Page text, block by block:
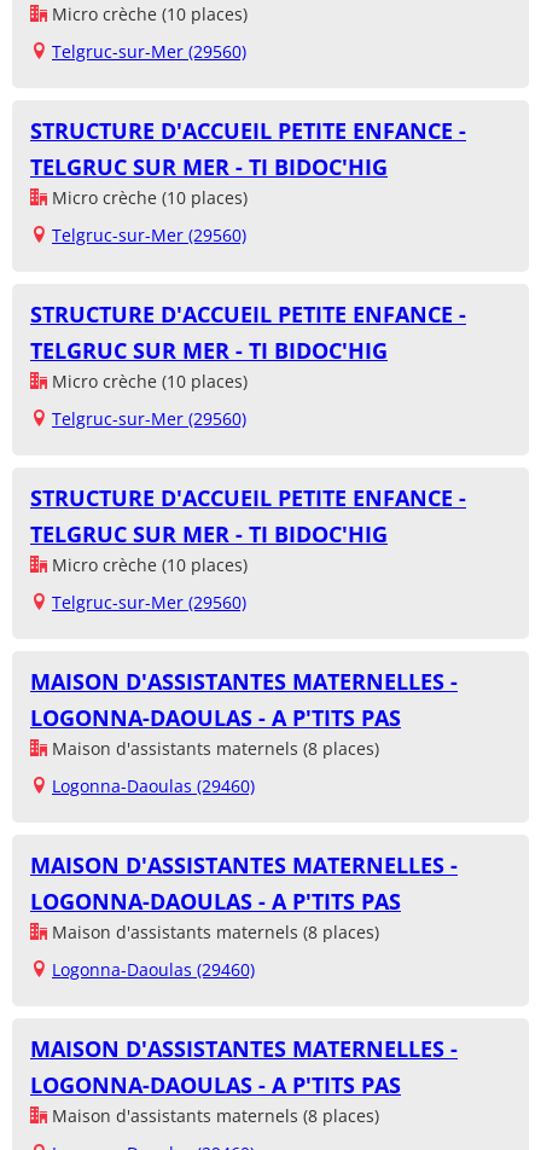
Micro crèche (10 places)
Telgruc-sur-Mer (29560)
STRUCTURE D'ACCUEIL PETITE ENFANCE -
TELGRUC SUR MER - TI BIDOC'HIG
Micro crèche (10 places)
Telgruc-sur-Mer (29560)
STRUCTURE D'ACCUEIL PETITE ENFANCE -
TELGRUC SUR MER - TI BIDOC'HIG
Micro crèche (10 places)
Telgruc-sur-Mer (29560)
STRUCTURE D'ACCUEIL PETITE ENFANCE -
TELGRUC SUR MER - TI BIDOC'HIG
Micro crèche (10 places)
Telgruc-sur-Mer (29560)
MAISON D'ASSISTANTES MATERNELLES -
LOGONNA-DAOULAS - A P'TITS PAS
Maison d'assistants maternels (8 places)
Logonna-Daoulas (29460)
MAISON D'ASSISTANTES MATERNELLES -
LOGONNA-DAOULAS - A P'TITS PAS
Maison d'assistants maternels (8 places)
Logonna-Daoulas (29460)
MAISON D'ASSISTANTES MATERNELLES -
LOGONNA-DAOULAS - A P'TITS PAS
Maison d'assistants maternels (8 places)